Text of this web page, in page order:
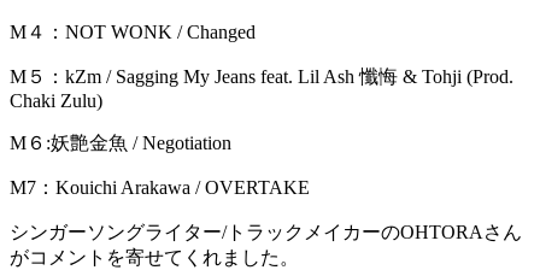
M４：NOT WONK / Changed
M５：kZm / Sagging My Jeans feat. Lil Ash 懺悔 & Tohji (Prod.
Chaki Zulu)
M６:妖艶金魚 / Negotiation
M7：Kouichi Arakawa / OVERTAKE
シンガーソングライター/トラックメイカーのOHTORAさん
がコメントを寄せてくれました。